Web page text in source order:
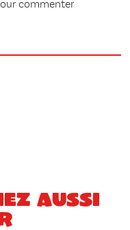
commenter
aussi